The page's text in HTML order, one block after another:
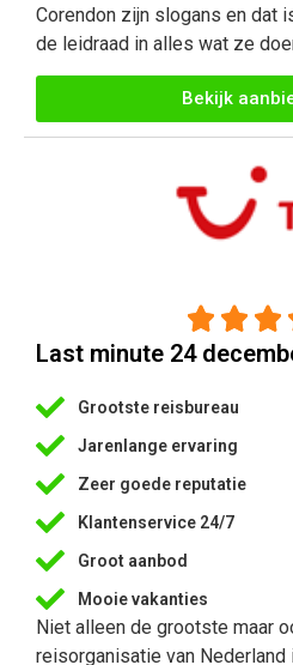
Corendon zijn slogans en dat
de leidraad in alles wat ze
Bekijk
  
Last minute 24
Grootste reisbureau
Jarenlange ervaring
Zeer goede reputatie
Klantenservice 24/7
Groot aanbod
Mooie vakanties
Niet alleen de grootste maar
reisorganisatie van Nederland